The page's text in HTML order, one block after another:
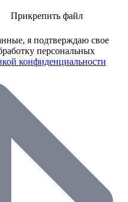
Прикрепить файл
я подтверждаю свое
персональных
конфиденциальности